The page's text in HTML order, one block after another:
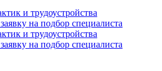
и трудоустройства
на подбор специалиста
и трудоустройства
на подбор специалиста